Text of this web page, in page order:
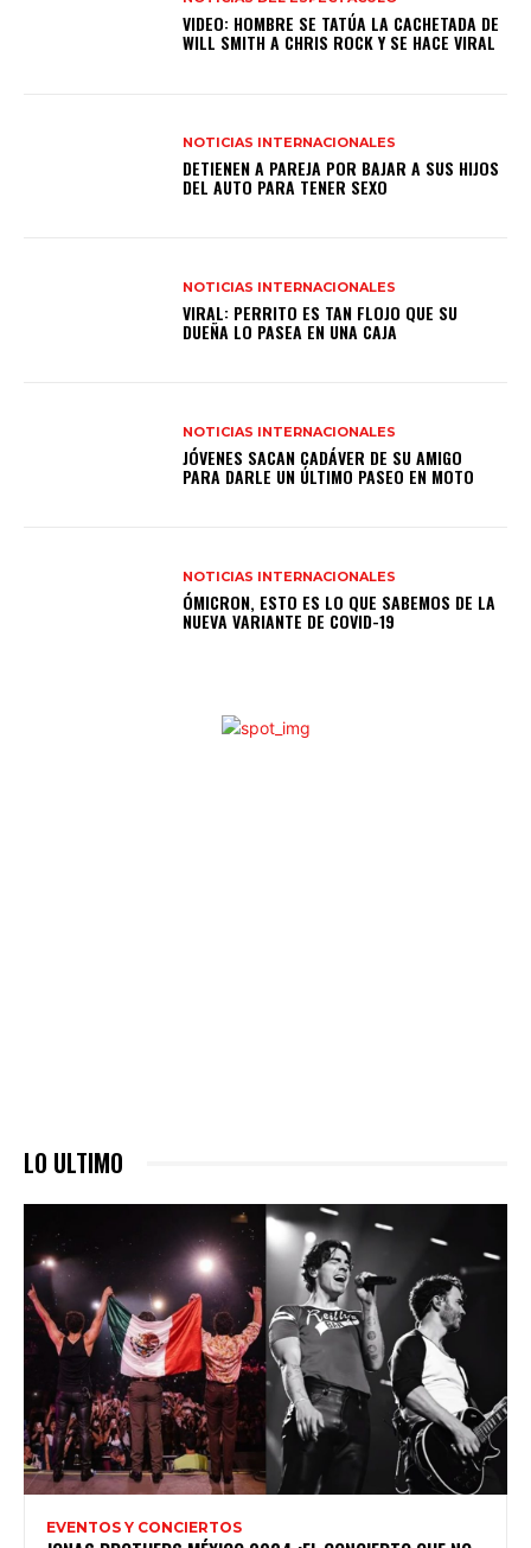
VIDEO: HOMBRE SE TATÚA LA CACHETADA DE
WILL SMITH A CHRIS ROCK Y SE HACE VIRAL
NOTICIAS INTERNACIONALES
DETIENEN A PAREJA POR BAJAR A SUS HIJOS
DEL AUTO PARA TENER SEXO
NOTICIAS INTERNACIONALES
VIRAL: PERRITO ES TAN FLOJO QUE SU
DUEÑA LO PASEA EN UNA CAJA
NOTICIAS INTERNACIONALES
JÓVENES SACAN CADÁVER DE SU AMIGO
PARA DARLE UN ÚLTIMO PASEO EN MOTO
NOTICIAS INTERNACIONALES
ÓMICRON, ESTO ES LO QUE SABEMOS DE LA
NUEVA VARIANTE DE COVID-19
LO ULTIMO
EVENTOS Y CONCIERTOS